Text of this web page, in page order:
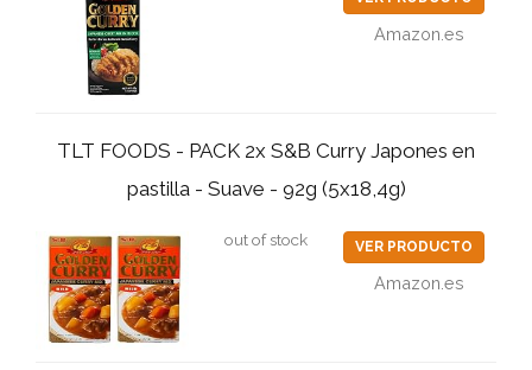
Amazon.es
TLT FOODS - PACK 2x S&B Curry Japones en
pastilla - Suave - 92g (5x18,4g)
out of stock VER PRODUCTO
Amazon.es